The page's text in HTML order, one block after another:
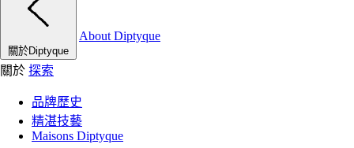
關於Diptyque
About Diptyque
關於 探索
品牌歷史
精湛技藝
Maisons Diptyque